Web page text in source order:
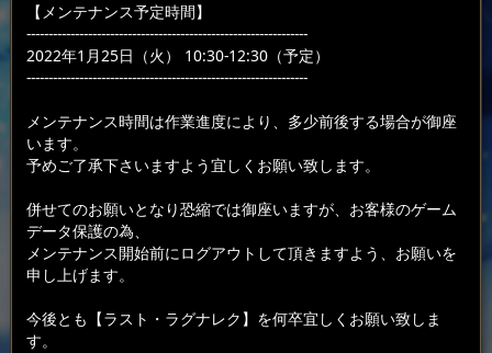
【メンテナンス予定時間】
----------------------------------------------------------------
2022年1月25日（火） 10:30-12:30（予定）
----------------------------------------------------------------
メンテナンス時間は作業進度により、多少前後する場合が御座
います。
予めご了承下さいますよう宜しくお願い致します。
併せてのお願いとなり恐縮では御座いますが、お客様のゲーム
データ保護の為、
メンテナンス開始前にログアウトして頂きますよう、お願いを
申し上げます。
今後とも【ラスト・ラグナレク】を何卒宜しくお願い致しま
す。